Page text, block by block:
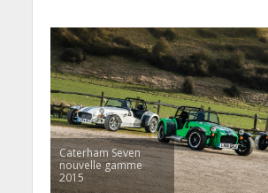
Caterham Seven
nouvelle gamme
2015